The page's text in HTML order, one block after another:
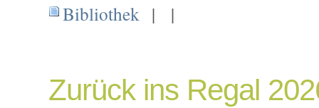
Bibliothek | |
Zurück ins Regal